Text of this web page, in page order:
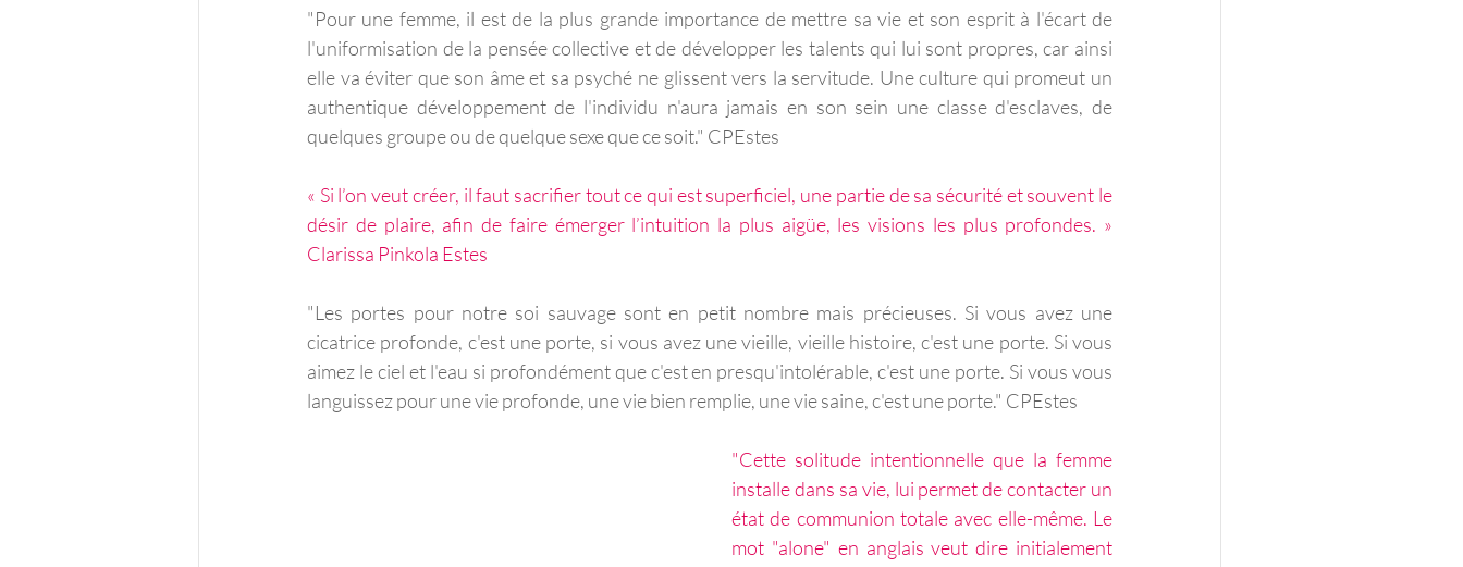
"Pour une femme, il est de la plus grande importance de mettre sa vie et son esprit à l'écart de
l'uniformisation de la pensée collective et de développer les talents qui lui sont propres, car ainsi
elle va éviter que son âme et sa psyché ne glissent vers la servitude. Une culture qui promeut un
authentique développement de l'individu n'aura jamais en son sein une classe d'esclaves, de
quelques groupe ou de quelque sexe que ce soit." CPEstes
« Si l’on veut créer, il faut sacrifier tout ce qui est superficiel, une partie de sa sécurité et souvent le
désir de plaire, afin de faire émerger l’intuition la plus aigüe, les visions les plus profondes. »
Clarissa Pinkola Estes
"Les portes pour notre soi sauvage sont en petit nombre mais précieuses. Si vous avez une
cicatrice profonde, c'est une porte, si vous avez une vieille, vieille histoire, c'est une porte. Si vous
aimez le ciel et l'eau si profondément que c'est en presqu'intolérable, c'est une porte. Si vous vous
languissez pour une vie profonde, une vie bien remplie, une vie saine, c'est une porte." CPEstes
"Cette solitude intentionnelle que la femme
installe dans sa vie, lui permet de contacter un
état de communion totale avec elle-même. Le
mot "alone" en anglais veut dire initialement